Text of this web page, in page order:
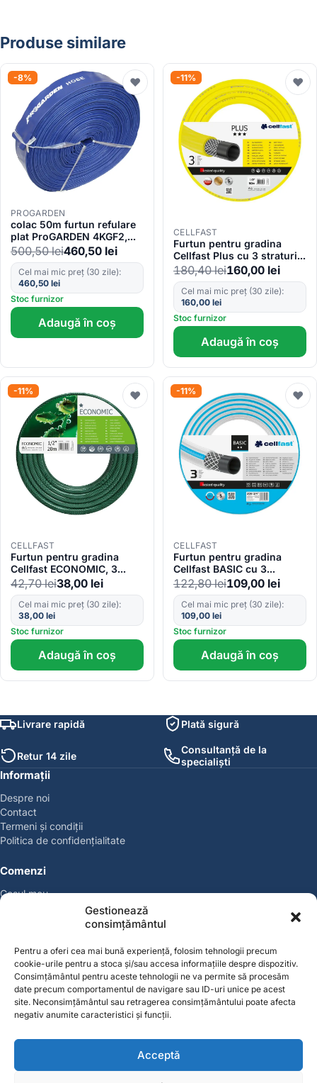
Gestionează
consimțământul
Pentru a oferi cea mai bună experiență, folosim tehnologii precum
cookie-urile pentru a stoca și/sau accesa informațiile despre dispozitiv.
Consimțământul pentru aceste tehnologii ne va permite să procesăm
date precum comportamentul de navigare sau ID-uri unice pe acest
site. Neconsimțământul sau retragerea consimțământului poate afecta
negativ anumite caracteristici și funcții.
Acceptă
Produse similare
-8% ♥
PROGARDEN
colac 50m furtun refulare
plat ProGARDEN 4KGF2,
2″/50mm
500,50lei460,50 lei
Cel mai mic preț (30 zile):
460,50 lei
Stoc furnizor
Adaugă în coș
-11% ♥
CELLFAST
Furtun pentru gradina
Cellfast Plus cu 3 straturi,
1 2 , Armat, 50m, protectie
UV
180,40lei160,00 lei
Cel mai mic preț (30 zile):
160,00 lei
Stoc furnizor
Adaugă în coș
-11% ♥
CELLFAST
Furtun pentru gradina
Cellfast ECONOMIC, 3
straturi cu armatura, 1 2
20m, protectie UV
42,70lei38,00 lei
Cel mai mic preț (30 zile):
38,00 lei
Stoc furnizor
Adaugă în coș
-11% ♥
CELLFAST
Furtun pentru gradina
Cellfast BASIC cu 3
straturi, 3 4 , Armat, 20m,
protectie UV
122,80lei109,00 lei
Cel mai mic preț (30 zile):
109,00 lei
Stoc furnizor
Adaugă în coș
Livrare rapidă Plată sigură
Retur 14 zile
Consultanță de la
specialiști
Informații
Despre noi
Contact
Termeni și condiții
Politica de confidențialitate
Comenzi
Coșul meu
Cont
Contul meu
Favorite
Magazin